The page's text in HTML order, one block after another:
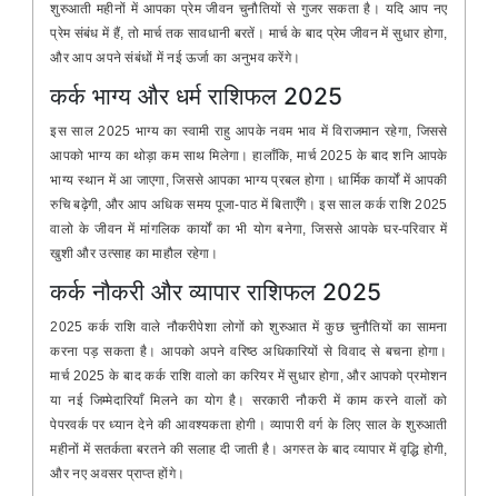
शुरुआती महीनों में आपका प्रेम जीवन चुनौतियों से गुजर सकता है। यदि आप नए
प्रेम संबंध में हैं, तो मार्च तक सावधानी बरतें। मार्च के बाद प्रेम जीवन में सुधार होगा,
और आप अपने संबंधों में नई ऊर्जा का अनुभव करेंगे।
कर्क भाग्य और धर्म राशिफल 2025
इस साल 2025 भाग्य का स्वामी राहु आपके नवम भाव में विराजमान रहेगा, जिससे
आपको भाग्य का थोड़ा कम साथ मिलेगा। हालाँकि, मार्च 2025 के बाद शनि आपके
भाग्य स्थान में आ जाएगा, जिससे आपका भाग्य प्रबल होगा। धार्मिक कार्यों में आपकी
रुचि बढ़ेगी, और आप अधिक समय पूजा-पाठ में बिताएँगे। इस साल कर्क राशि 2025
वालो के जीवन में मांगलिक कार्यों का भी योग बनेगा, जिससे आपके घर-परिवार में
खुशी और उत्साह का माहौल रहेगा।
कर्क नौकरी और व्यापार राशिफल 2025
2025 कर्क राशि वाले नौकरीपेशा लोगों को शुरुआत में कुछ चुनौतियों का सामना
करना पड़ सकता है। आपको अपने वरिष्ठ अधिकारियों से विवाद से बचना होगा।
मार्च 2025 के बाद कर्क राशि वालो का करियर में सुधार होगा, और आपको प्रमोशन
या नई जिम्मेदारियाँ मिलने का योग है। सरकारी नौकरी में काम करने वालों को
पेपरवर्क पर ध्यान देने की आवश्यकता होगी। व्यापारी वर्ग के लिए साल के शुरुआती
महीनों में सतर्कता बरतने की सलाह दी जाती है। अगस्त के बाद व्यापार में वृद्धि होगी,
और नए अवसर प्राप्त होंगे।